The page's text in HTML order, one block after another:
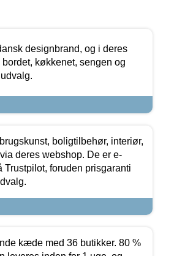
designbrand, og i deres
køkkenet, sengen og
boligtilbehør, interiør,
deres webshop. De er e-
foruden prisgaranti
kæde med 36 butikker. 80 %